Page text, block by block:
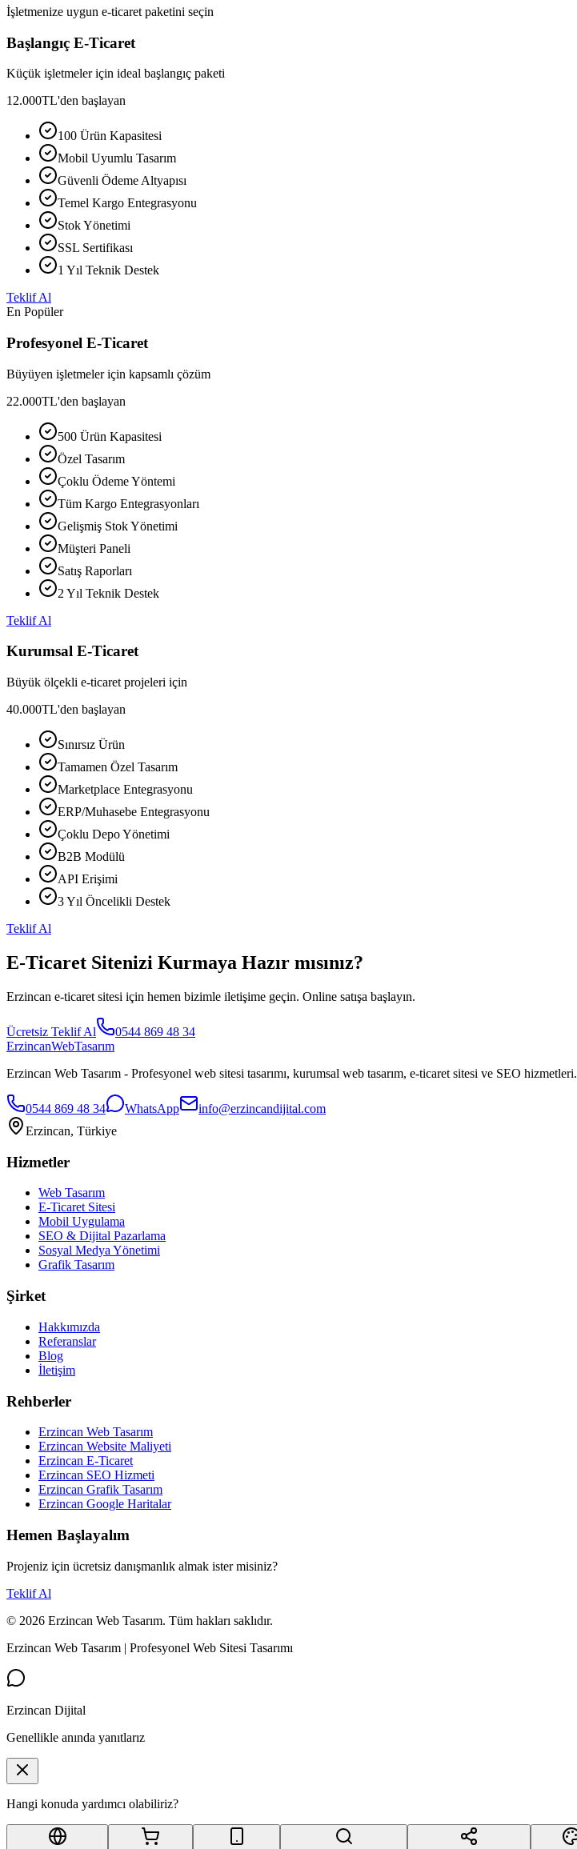
İşletmenize uygun e-ticaret paketini seçin
Başlangıç E-Ticaret
Küçük işletmeler için ideal başlangıç paketi
12.000TL'den başlayan
100 Ürün Kapasitesi
Mobil Uyumlu Tasarım
Güvenli Ödeme Altyapısı
Temel Kargo Entegrasyonu
Stok Yönetimi
SSL Sertifikası
1 Yıl Teknik Destek
Teklif Al
En Popüler
Profesyonel E-Ticaret
Büyüyen işletmeler için kapsamlı çözüm
22.000TL'den başlayan
500 Ürün Kapasitesi
Özel Tasarım
Çoklu Ödeme Yöntemi
Tüm Kargo Entegrasyonları
Gelişmiş Stok Yönetimi
Müşteri Paneli
Satış Raporları
2 Yıl Teknik Destek
Teklif Al
Kurumsal E-Ticaret
Büyük ölçekli e-ticaret projeleri için
40.000TL'den başlayan
Sınırsız Ürün
Tamamen Özel Tasarım
Marketplace Entegrasyonu
ERP/Muhasebe Entegrasyonu
Çoklu Depo Yönetimi
B2B Modülü
API Erişimi
3 Yıl Öncelikli Destek
Teklif Al
E-Ticaret Sitenizi Kurmaya Hazır mısınız?
Erzincan e-ticaret sitesi için hemen bizimle iletişime geçin. Online satışa başlayın.
Ücretsiz Teklif Al
0544 869 48 34
ErzincanWebTasarım
Erzincan Web Tasarım - Profesyonel web sitesi tasarımı, kurumsal web tasarım, e-ticaret sitesi ve SEO hizmetleri.
0544 869 48 34 WhatsApp
info@erzincandijital.com
Erzincan, Türkiye
Hizmetler
Web Tasarım
E-Ticaret Sitesi
Mobil Uygulama
SEO & Dijital Pazarlama
Sosyal Medya Yönetimi
Grafik Tasarım
Şirket
Hakkımızda
Referanslar
Blog
İletişim
Rehberler
Erzincan Web Tasarım
Erzincan Website Maliyeti
Erzincan E-Ticaret
Erzincan SEO Hizmeti
Erzincan Grafik Tasarım
Erzincan Google Haritalar
Hemen Başlayalım
Projeniz için ücretsiz danışmanlık almak ister misiniz?
Teklif Al
© 2026 Erzincan Web Tasarım. Tüm hakları saklıdır.
Erzincan Web Tasarım | Profesyonel Web Sitesi Tasarımı
Erzincan Dijital
Genellikle anında yanıtlarız
Hangi konuda yardımcı olabiliriz?